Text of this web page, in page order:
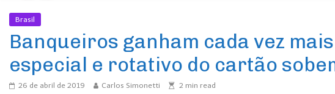
Brasil
Banqueiros ganham cada vez
especial e rotativo do cartão
26 de abril de 2019 Carlos Simonetti 2 min read